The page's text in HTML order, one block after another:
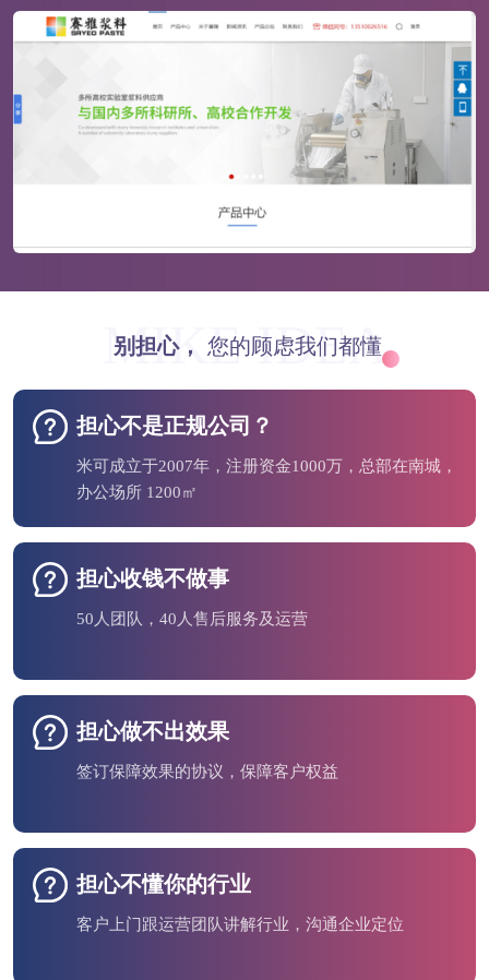
MIKE IDEA
别担心， 您的顾虑我们都懂
担心不是正规公司？
米可成立于2007年，注册资金1000万，总部在南城，
办公场所 1200㎡
担心收钱不做事
50人团队，40人售后服务及运营
担心做不出效果
签订保障效果的协议，保障客户权益
担心不懂你的行业
客户上门跟运营团队讲解行业，沟通企业定位